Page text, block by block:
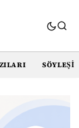
SÖYLEŞI